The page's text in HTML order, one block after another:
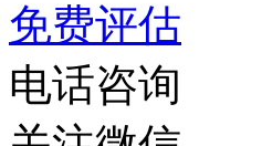
免费评估
电话咨询